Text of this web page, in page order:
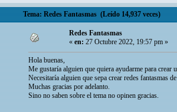
Tema: Redes Fantasmas (Leído 14,937 veces)
Redes Fantasmas
«en:27 Octubre 2022, 19:57 pm »
Hola buenas,
Me gustaría alguien que quiera ayudarme para
Necesitaría alguien que sepa crear redes fantasmas
Muchas gracias por adelanto.
Sino no saben sobre el tema no opinen gracias.